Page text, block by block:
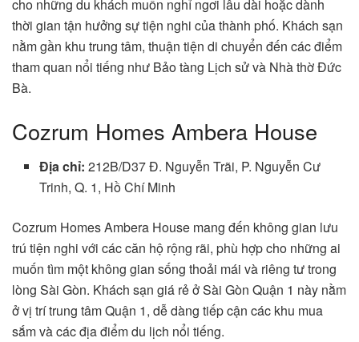
cho những du khách muốn nghỉ ngơi lâu dài hoặc dành
thời gian tận hưởng sự tiện nghi của thành phố. Khách sạn
nằm gần khu trung tâm, thuận tiện di chuyển đến các điểm
tham quan nổi tiếng như Bảo tàng Lịch sử và Nhà thờ Đức
Bà.
Cozrum Homes Ambera House
Địa chỉ:212B/D37 Đ. Nguyễn Trãi, P. Nguyễn Cư
Trinh, Q. 1, Hồ Chí Minh
Cozrum Homes Ambera House mang đến không gian lưu
trú tiện nghi với các căn hộ rộng rãi, phù hợp cho những ai
muốn tìm một không gian sống thoải mái và riêng tư trong
lòng Sài Gòn. Khách sạn giá rẻ ở Sài Gòn Quận 1 này nằm
ở vị trí trung tâm Quận 1, dễ dàng tiếp cận các khu mua
sắm và các địa điểm du lịch nổi tiếng.